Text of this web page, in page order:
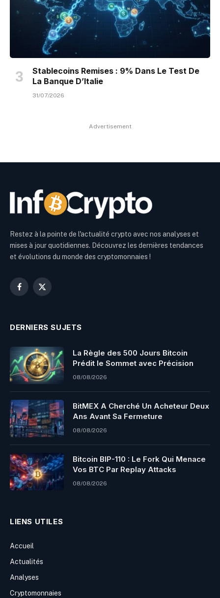
Stablecoins Remises : 9% Dans Le Test De
La Banque D’Italie
31/07/2026
Advertisement
Restez à la pointe de l'actualité crypto avec nos analyses et
mises à jour quotidiennes. Découvrez les dernières tendances
et évolutions du monde des cryptomonnaies !
Facebook
X
DERNIERS SUJETS
La Règle des 500 Jours Bitcoin
Prédit le Sommet avec Précision
08/08/2026
BitMEX A Cherché Un Acheteur Deux
Ans Avant Sa Fermeture
08/08/2026
Bitcoin BIP-110 : Le Fork Qui Menace
Vos BTC Par Replay Attacks
08/08/2026
LIENS UTILES
Accueil
Actualités
Analyses
Cryptomonnaies